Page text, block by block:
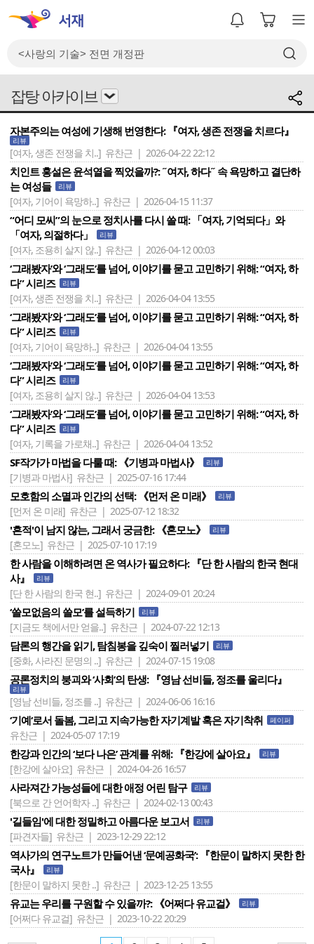
잡탕 아카이브
자본주의는 여성에 기생해 번영한다: 『여자, 생존 전쟁을 치르다』
리뷰
[여자, 생존 전쟁을 치..] 유찬근 | 2026-04-22 22:12
치인트 홍설은 윤석열을 찍었을까?: ˝여자, 하다˝ 속 욕망하고 결단하
는 여성들
리뷰
[여자, 기어이 욕망하..] 유찬근 | 2026-04-15 11:37
“어디 모씨”의 눈으로 정치사를 다시 쓸 때: 「여자, 기억되다」와
「여자, 의절하다」
리뷰
[여자, 조용히 살지 않..] 유찬근 | 2026-04-12 00:03
‘그래봤자’와 ‘그래도’를 넘어, 이야기를 묻고 고민하기 위해: “여자, 하
다” 시리즈
리뷰
[여자, 생존 전쟁을 치..] 유찬근 | 2026-04-04 13:55
‘그래봤자’와 ‘그래도’를 넘어, 이야기를 묻고 고민하기 위해: “여자, 하
다” 시리즈
리뷰
[여자, 기어이 욕망하..] 유찬근 | 2026-04-04 13:55
‘그래봤자’와 ‘그래도’를 넘어, 이야기를 묻고 고민하기 위해: “여자, 하
다” 시리즈
리뷰
[여자, 조용히 살지 않..] 유찬근 | 2026-04-04 13:53
‘그래봤자’와 ‘그래도’를 넘어, 이야기를 묻고 고민하기 위해: “여자, 하
다” 시리즈
리뷰
[여자, 기록을 가로채..] 유찬근 | 2026-04-04 13:52
SF작가가 마법을 다룰 때: 《기병과 마법사》 리뷰
[기병과 마법사] 유찬근 | 2025-07-16 17:44
모호함의 소멸과 인간의 선택: 《먼저 온 미래》 리뷰
[먼저 온 미래] 유찬근 | 2025-07-12 18:32
'흔적'이 남지 않는, 그래서 궁금한: 《혼모노》 리뷰
[혼모노] 유찬근 | 2025-07-10 17:19
한 사람을 이해하려면 온 역사가 필요하다: 『단 한 사람의 한국 현대
사』
리뷰
[단 한 사람의 한국 현..] 유찬근 | 2024-09-01 20:24
‘쓸모없음의 쓸모’를 설득하기 리뷰
[지금도 책에서만 얻을..] 유찬근 | 2024-07-22 12:13
담론의 행간을 읽기, 탐침봉을 깊숙이 찔러넣기 리뷰
[중화, 사라진 문명의 ..] 유찬근 | 2024-07-15 19:08
공론정치의 붕괴와 ‘사회’의 탄생: 『영남 선비들, 정조를 울리다』
리뷰
[영남 선비들, 정조를 ..] 유찬근 | 2024-06-06 16:16
‘기예‘로서 돌봄, 그리고 지속가능한 자기계발 혹은 자기착취 페이퍼
유찬근 | 2024-05-07 17:19
한강과 인간의 ‘보다 나은’ 관계를 위해: 『한강에 살아요』 리뷰
[한강에 살아요] 유찬근 | 2024-04-26 16:57
사라져간 가능성들에 대한 애정 어린 탐구 리뷰
[북으로 간 언어학자 ..] 유찬근 | 2024-02-13 00:43
'길들임'에 대한 정밀하고 아름다운 보고서 리뷰
[파견자들] 유찬근 | 2023-12-29 22:12
역사가의 연구노트가 만들어낸 ‘문예공화국’: 『한문이 말하지 못한 한
국사』
리뷰
[한문이 말하지 못한 ..] 유찬근 | 2023-12-25 13:55
유교는 우리를 구원할 수 있을까?: 《어쩌다 유교걸》 리뷰
[어쩌다 유교걸] 유찬근 | 2023-10-22 20:29